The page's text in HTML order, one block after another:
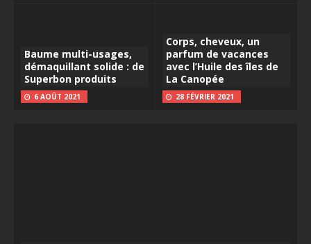
Baume multi-usages,
démaquillant solide : de
Superbon produits
6 AOÛT 2021
Corps, cheveux, un
parfum de vacances
avec l’Huile des îles de
La Canopée
28 FÉVRIER 2021